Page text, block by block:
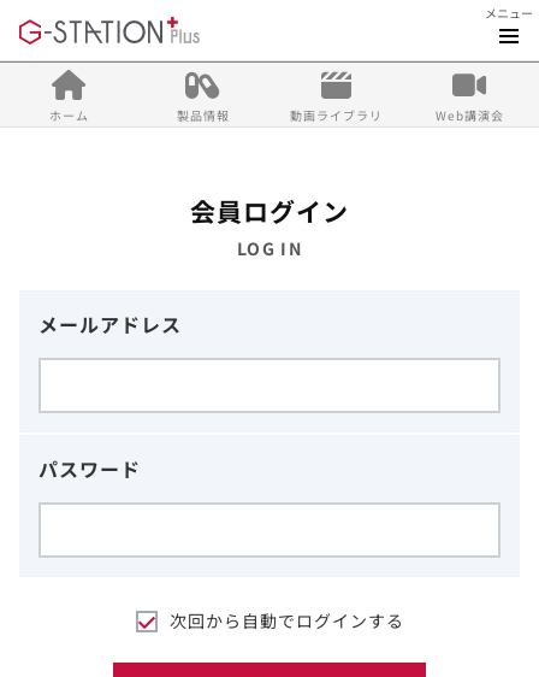
メニュー
ホーム 製品情報 動画ライブラリ Web講演会
会員ログイン
LOG IN
メールアドレス
パスワード
次回から自動でログインする